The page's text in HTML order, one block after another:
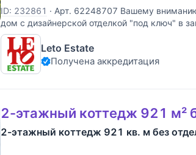
ID: 232861 · Арт. 62248707 Вашему
дом с дизайнерской отделкой "под ключ" в
Москвы по Ярославскому шоссе. Дом общей
построен в 2019 году по
Leto Estate
Получена аккредитация
2-этажный коттедж 921 м²
2-этажный коттедж 921 кв. м без